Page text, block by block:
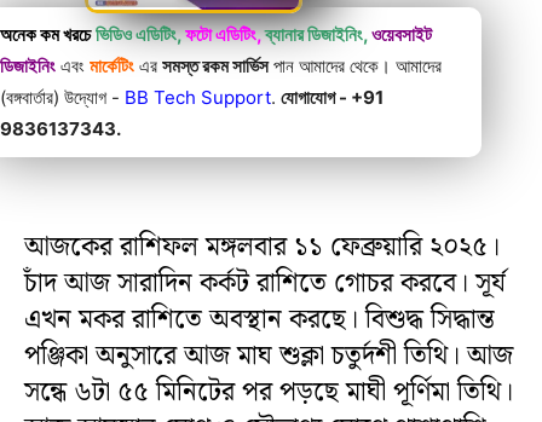
অনেক কম খরচে ভিডিও এডিটিং,ফটো এডিটিং,ব্যানার ডিজাইনিং,ওয়েবসাইট
ডিজাইনিং এবং মার্কেটিং এর সমস্ত রকম সার্ভিসপান আমাদের থেকে। আমাদের
(বঙ্গবার্তার) উদ্যোগ - BB Tech Support. যোগাযোগ - +91
9836137343.
আজকের রাশিফল মঙ্গলবার ১১ ফেব্রুয়ারি ২০২৫।
চাঁদ আজ সারাদিন কর্কট রাশিতে গোচর করবে। সূর্য
এখন মকর রাশিতে অবস্থান করছে। বিশুদ্ধ সিদ্ধান্ত
পঞ্জিকা অনুসারে আজ মাঘ শুক্লা চতুর্দশী তিথি। আজ
সন্ধে ৬টা ৫৫ মিনিটের পর পড়ছে মাঘী পূর্ণিমা তিথি।